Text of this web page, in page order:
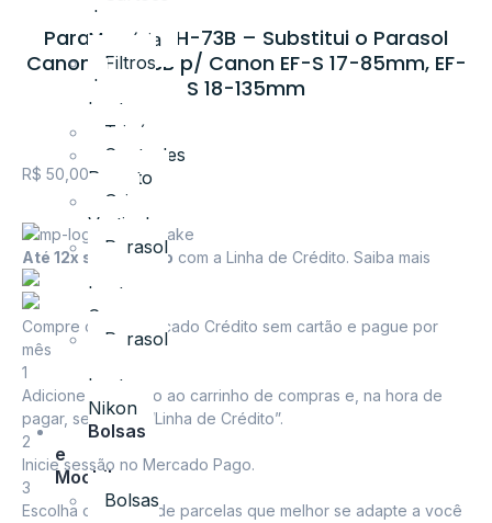
de
Memória
Filtros
de
Lente
Tripés
Controles
Remoto
Grip
Vertical
Parasol
Lentes
Canon
Parasol
Lentes
Nikon
Bolsas
e
Mochilas
Bolsas
Parasol JJC LH-73B – Substitui o Parasol
Canon EW-73B p/ Canon EF-S 17-85mm, EF-
S 18-135mm
R$ 50,00
Até 12x sem cartão com a Linha de Crédito. Saiba mais
Compre com o Mercado Crédito sem cartão e pague por
mês
1
Adicione o produto ao carrinho de compras e, na hora de
pagar, selecione “Linha de Crédito”.
2
Inicie sessão no Mercado Pago.
3
Escolha o número de parcelas que melhor se adapte a você